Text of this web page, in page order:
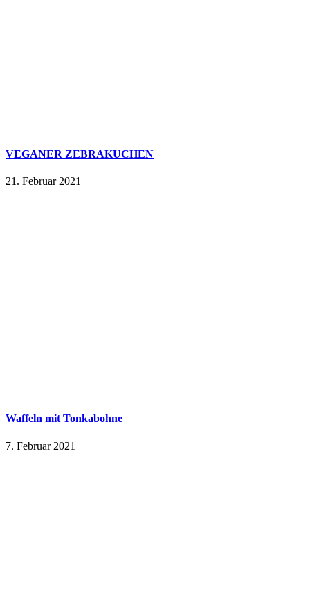
VEGANER ZEBRAKUCHEN
21. Februar 2021
Waffeln mit Tonkabohne
7. Februar 2021